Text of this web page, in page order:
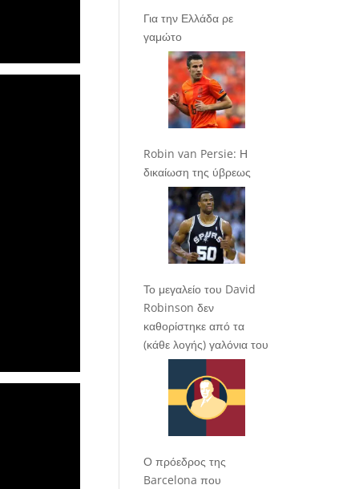
Για την Ελλάδα ρε
γαμώτο
Robin van Persie: Η
δικαίωση της ύβρεως
Το μεγαλείο του David
Robinson δεν
καθορίστηκε από τα
(κάθε λογής) γαλόνια του
Ο πρόεδρος της
Barcelona που